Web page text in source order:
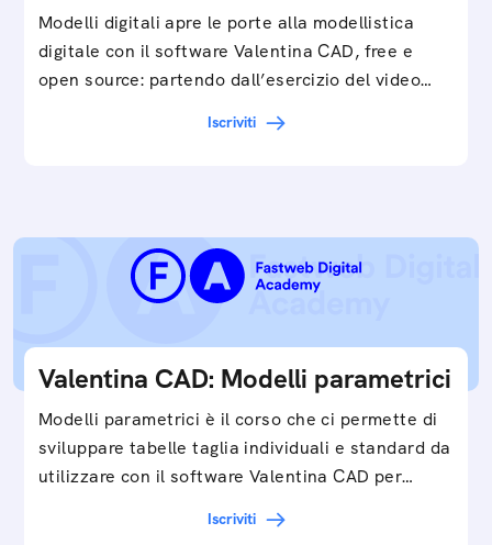
Modelli digitali apre le porte alla modellistica
digitale con il software Valentina CAD, free e
open source: partendo dall’esercizio del video…
Iscriviti
Valentina CAD: Modelli parametrici
Modelli parametrici è il corso che ci permette di
sviluppare tabelle taglia individuali e standard da
utilizzare con il software Valentina CAD per…
Iscriviti